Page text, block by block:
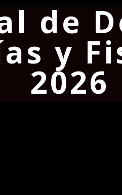
de
y
2026